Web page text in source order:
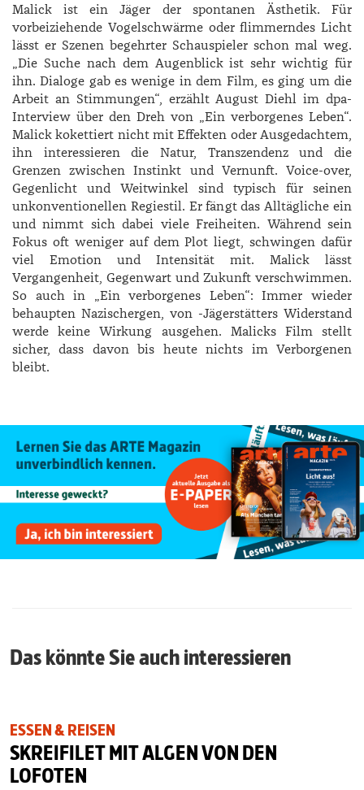
Malick ist ein Jäger der spontanen Ästhetik. Für
vorbeiziehende Vogelschwärme oder flimmerndes Licht
lässt er Szenen begehrter Schauspieler schon mal weg.
„Die Suche nach dem Augenblick ist sehr wichtig für
ihn. Dialoge gab es wenige in dem Film, es ging um die
Arbeit an Stimmungen“, erzählt August Diehl im dpa-
Interview über den Dreh von „Ein verborgenes Leben“.
Malick kokettiert nicht mit Effekten oder Ausgedachtem,
ihn interessieren die Natur, Transzendenz und die
Grenzen zwischen Instinkt und Vernunft. Voice-over,
Gegenlicht und Weitwinkel sind typisch für seinen
unkonventionellen Regiestil. Er fängt das Alltägliche ein
und nimmt sich dabei viele Freiheiten. Während sein
Fokus oft weniger auf dem Plot liegt, schwingen dafür
viel Emotion und Intensität mit. Malick lässt
Vergangenheit, Gegenwart und Zukunft verschwimmen.
So auch in „Ein verborgenes Leben“: Immer wieder
behaupten Nazischergen, von -Jägerstätters Widerstand
werde keine Wirkung ausgehen. Malicks Film stellt
sicher, dass davon bis heute nichts im Verborgenen
bleibt.
Das könnte Sie auch interessieren
ESSEN & REISEN
SKREIFILET MIT ALGEN VON DEN
LOFOTEN